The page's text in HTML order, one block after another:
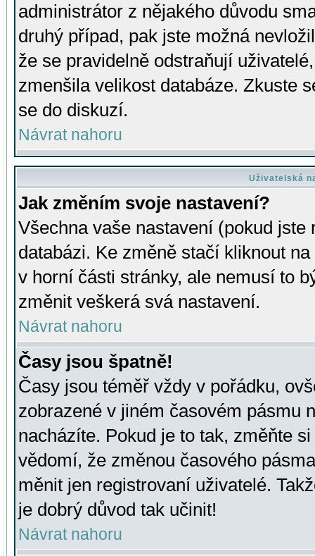
administrátor z nějakého důvodu
druhý případ, pak jste možná
že se pravidelně odstraňují
zmenšila velikost databáze. Zkuste
se do diskuzí.
Návrat nahoru
Uživatelská
Jak změním svoje nastavení?
Všechna vaše nastavení (pokud
databázi. Ke změně stačí kliknout
v horní části stránky, ale nemusí to
změnit veškerá svá nastavení.
Návrat nahoru
Časy jsou špatně!
Časy jsou téměř vždy v pořádku,
zobrazené v jiném časovém pásmu
nacházíte. Pokud je to tak, změňte
vědomí, že změnou časového
měnit jen registrovaní uživatelé.
je dobrý důvod tak učinit!
Návrat nahoru